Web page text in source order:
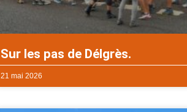
Sur les pas de Délgrès.
21 mai 2026